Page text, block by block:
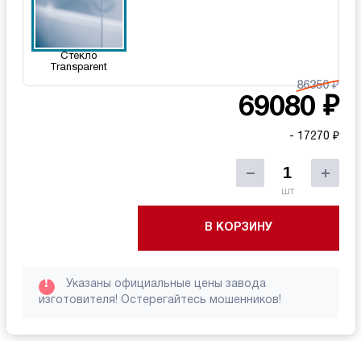
Стекло
Transparent
86350 ₽
69080 ₽
- 17270 ₽
шт
В КОРЗИНУ
!
Указаны официальные цены завода
изготовителя! Остерегайтесь мошенников!